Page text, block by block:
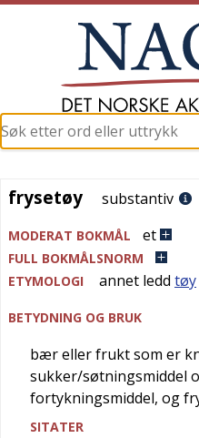
frysetøy
frysetøy substantiv
MODERAT BOKMÅL et
FULL BOKMÅLSNORM
ETYMOLOGI
annet ledd tøy
BETYDNING OG BRUK
bær eller frukt som er
sukker/søtningsmiddel
fortykningsmiddel, og
SITATER